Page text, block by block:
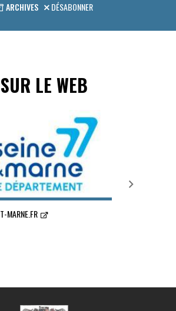
ARCHIVES DÉSABONNER
SUR LE WEB
MARNE.FR